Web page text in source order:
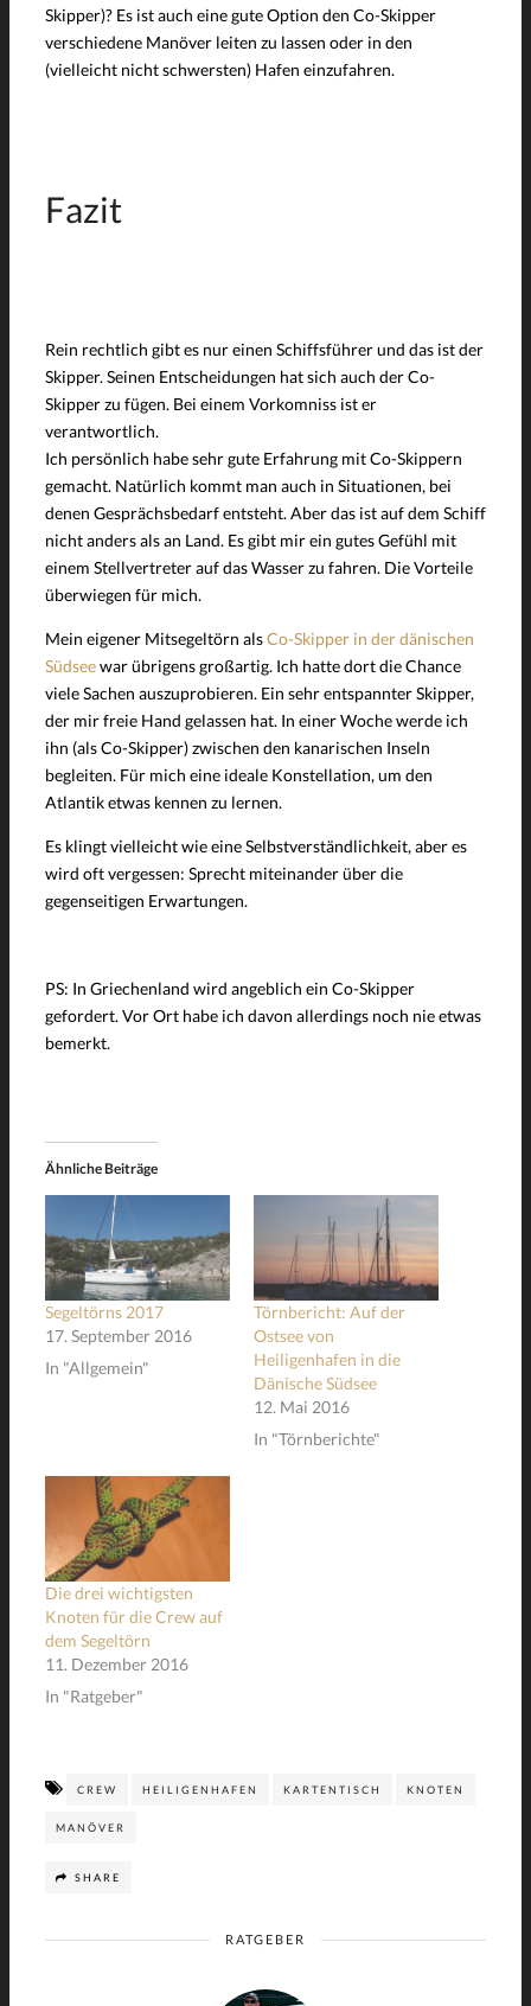
Skipper)? Es ist auch eine gute Option den Co-Skipper
verschiedene Manöver leiten zu lassen oder in den
(vielleicht nicht schwersten) Hafen einzufahren.
Fazit
Rein rechtlich gibt es nur einen Schiffsführer und das ist der
Skipper. Seinen Entscheidungen hat sich auch der Co-
Skipper zu fügen. Bei einem Vorkomniss ist er
verantwortlich.
Ich persönlich habe sehr gute Erfahrung mit Co-Skippern
gemacht. Natürlich kommt man auch in Situationen, bei
denen Gesprächsbedarf entsteht. Aber das ist auf dem Schiff
nicht anders als an Land. Es gibt mir ein gutes Gefühl mit
einem Stellvertreter auf das Wasser zu fahren. Die Vorteile
überwiegen für mich.
Mein eigener Mitsegeltörn alsCo-Skipper in der dänischen
Südseewar übrigens großartig. Ich hatte dort die Chance
viele Sachen auszuprobieren. Ein sehr entspannter Skipper,
der mir freie Hand gelassen hat. In einer Woche werde ich
ihn (als Co-Skipper) zwischen den kanarischen Inseln
begleiten. Für mich eine ideale Konstellation, um den
Atlantik etwas kennen zu lernen.
Es klingt vielleicht wie eine Selbstverständlichkeit, aber es
wird oft vergessen: Sprecht miteinander über die
gegenseitigen Erwartungen.
PS: In Griechenland wird angeblich ein Co-Skipper
gefordert. Vor Ort habe ich davon allerdings noch nie etwas
bemerkt.
Ähnliche Beiträge
Segeltörns 2017
17. September 2016
In "Allgemein"
Törnbericht: Auf der
Ostsee von
Heiligenhafen in die
Dänische Südsee
12. Mai 2016
In "Törnberichte"
Die drei wichtigsten
Knoten für die Crew auf
dem Segeltörn
11. Dezember 2016
In "Ratgeber"
CREW HEILIGENHAFEN KARTENTISCH KNOTEN
MANÖVER
SHARE
RATGEBER